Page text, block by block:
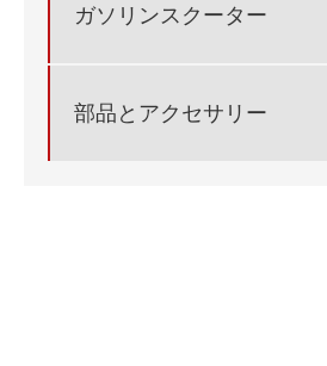
ガソリンスクーター
部品とアクセサリー